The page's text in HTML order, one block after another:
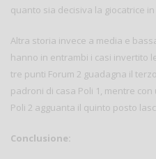
quanto sia decisiva la giocatrice
Altra storia invece a media e
hanno in entrambi i casi invertito
tre punti Forum 2 guadagna il
padroni di casa Poli 1, mentre
Poli 2 agguanta il quinto posto
Conclusione: